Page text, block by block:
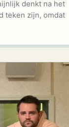
denkt na het
teken zijn, omdat